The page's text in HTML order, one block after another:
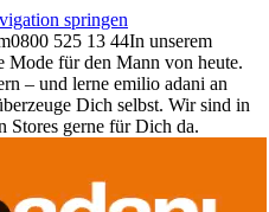
springen
0800 525 13 44In unserem
Mode für den Mann von heute.
– und lerne emilio adani an
Dich selbst. Wir sind in
Stores gerne für Dich da.